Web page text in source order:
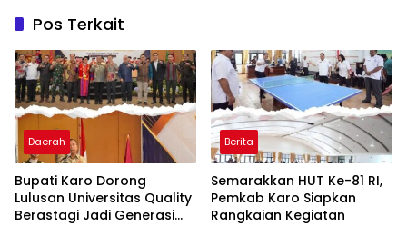
Pos Terkait
Daerah
Bupati Karo Dorong
Lulusan Universitas Quality
Berastagi Jadi Generasi
Berita
Semarakkan HUT Ke-81 RI,
Pemkab Karo Siapkan
Rangkaian Kegiatan